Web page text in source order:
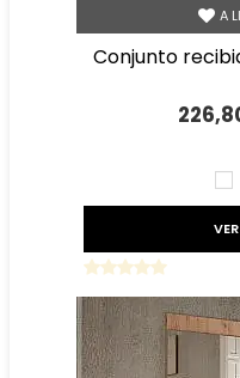
A
conjunto